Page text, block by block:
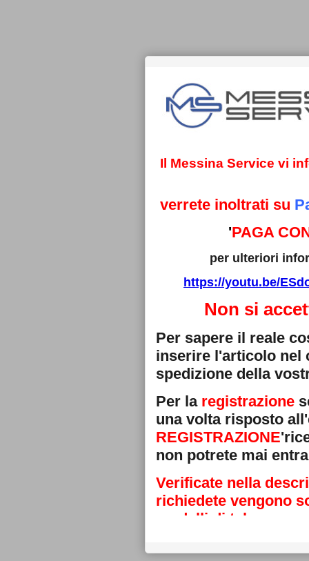
Il Messina Service vi
verrete inoltrati su
'PAGA
per ulteriori
https://youtu.be/
Non si
Per sapere il reale
inserire l'articolo
spedizione della
Per la registrazione
una volta risposto
REGISTRAZIONE
non potrete mai
Verificate nella
richiedete vengono
modelli di